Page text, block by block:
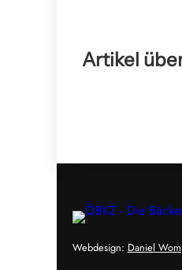
Artikel
Webdesign: Daniel Wom